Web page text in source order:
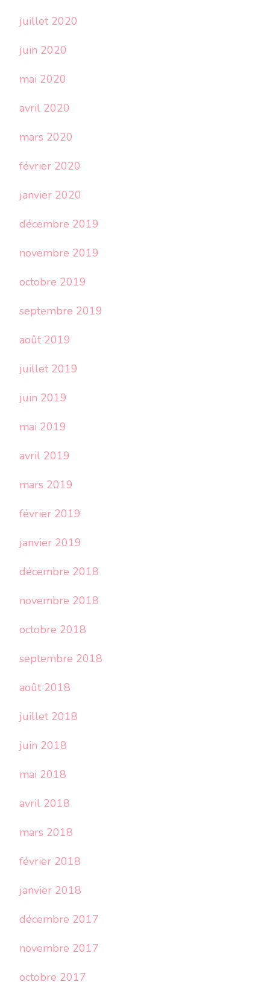
juillet 2020
juin 2020
mai 2020
avril 2020
mars 2020
février 2020
janvier 2020
décembre 2019
novembre 2019
octobre 2019
septembre 2019
août 2019
juillet 2019
juin 2019
mai 2019
avril 2019
mars 2019
février 2019
janvier 2019
décembre 2018
novembre 2018
octobre 2018
septembre 2018
août 2018
juillet 2018
juin 2018
mai 2018
avril 2018
mars 2018
février 2018
janvier 2018
décembre 2017
novembre 2017
octobre 2017